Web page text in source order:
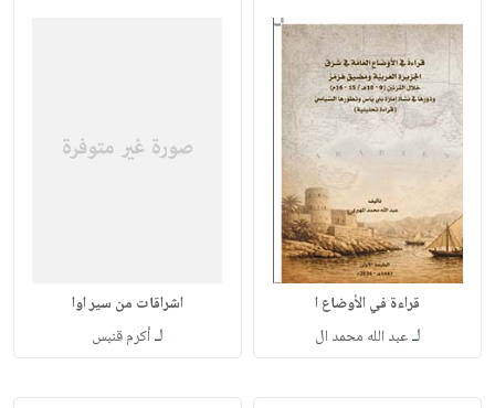
قراءة في الأوضاع ا
لـعبد الله محمد ال
اشراقات من سير اوا
لـأكرم قنبس